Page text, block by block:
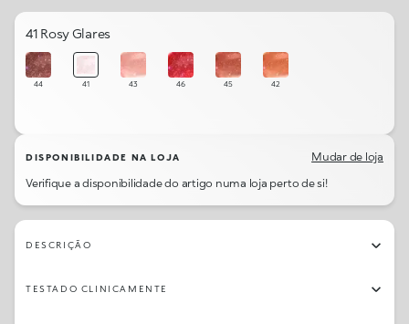
41 Rosy Glares
44 41 43 46 45 42
DISPONIBILIDADE NA LOJA
Mudar de loja
Verifique a disponibilidade do artigo numa loja perto de si!
DESCRIÇÃO
TESTADO CLINICAMENTE